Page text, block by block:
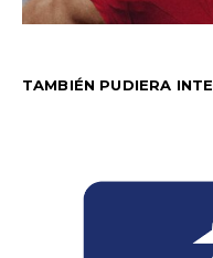
TAMBIÉN PUDIERA